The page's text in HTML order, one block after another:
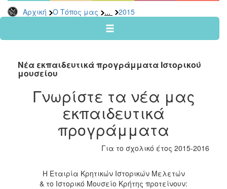
Αρχική Ο Τόπος μας ... 2015
2026
2024
2022
2020
2015
Νέα εκπαιδευτικά προγράμματα Ιστορικού
μουσείου
Γνωρίστε τα νέα μας
εκπαιδευτικά
προγράμματα
Για το σχολικό έτος 2015-2016
Η Εταιρία Κρητικών Ιστορικών Μελετών
& το Ιστορικό Μουσείο Κρήτης προτείνουν: